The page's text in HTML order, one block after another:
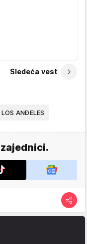
Sledeća vest
LOS ANĐELES